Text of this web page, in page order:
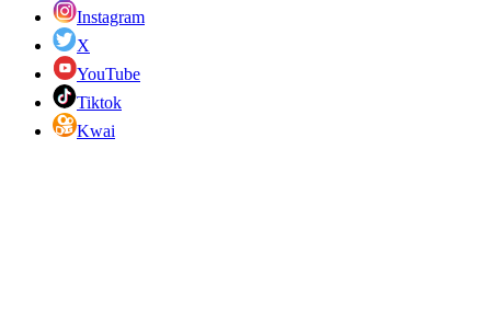
Instagram
X
YouTube
Tiktok
Kwai